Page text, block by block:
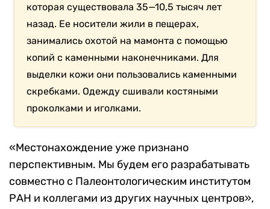
которая существовала 35—10,5 тысяч лет
назад. Ее носители жили в пещерах,
занимались охотой на мамонта с помощью
копий с каменными наконечниками. Для
выделки кожи они пользовались каменными
скребками. Одежду сшивали костяными
проколками и иголками.
«Местонахождение уже признано
перспективным. Мы будем его разрабатывать
совместно с Палеонтологическим институтом
РАН и коллегами из других научных центров»,